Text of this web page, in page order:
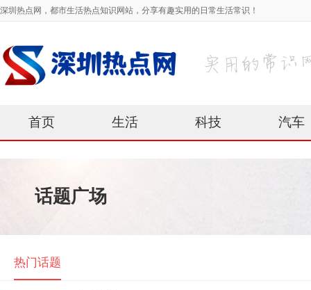
深圳热点网，都市生活热点知识网站，分享有趣实用的日常生活常识！
首页 生活 科技 汽车
话题广场
热门话题